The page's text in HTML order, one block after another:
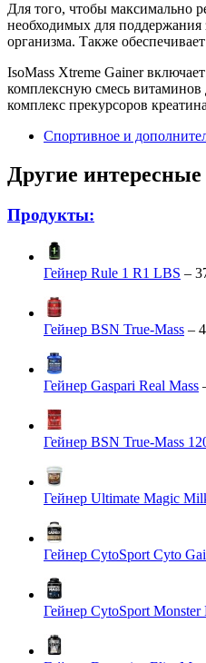
Для того, чтобы максимально
необходимых для
организма. Также
IsoMass Xtreme Gainer
комплексную смесь витаминов
комплекс прекурсоров
Спортивное и
Другие
Продукты:
Гейнер Rule 1 R1 LBS –
Гейнер BSN True-Mass –
Гейнер Gaspari Real Mass
Гейнер BSN True-Mass
Гейнер Ultimate Magic
Гейнер CytoSport Cyto
Гейнер CytoSport Monster